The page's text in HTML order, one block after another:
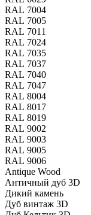
RAL 7004
RAL 7005
RAL 7011
RAL 7024
RAL 7035
RAL 7037
RAL 7040
RAL 7047
RAL 8004
RAL 8017
RAL 8019
RAL 9002
RAL 9003
RAL 9005
RAL 9006
Antique Wood
Античный дуб 3D
Дикий камень
Дуб винтаж 3D